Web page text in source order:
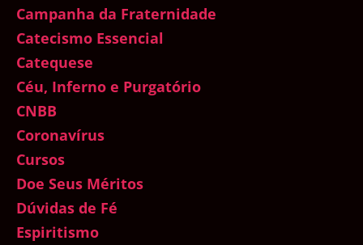
Campanha da Fraternidade
Catecismo Essencial
Catequese
Céu, Inferno e Purgatório
CNBB
Coronavírus
Cursos
Doe Seus Méritos
Dúvidas de Fé
Espiritismo